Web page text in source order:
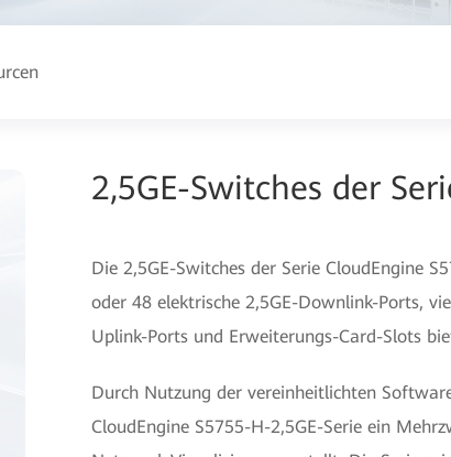
2,5GE-Switches der
Die 2,5GE-Switches der Serie CloudEngine
oder 48 elektrische 2,5GE-Downlink-Ports,
Uplink-Ports und Erweiterungs-Card-Slots
Durch Nutzung der vereinheitlichten
CloudEngine S5755-H-2,5GE-Serie ein